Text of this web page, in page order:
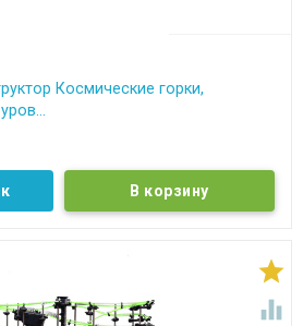
Космические горки,

